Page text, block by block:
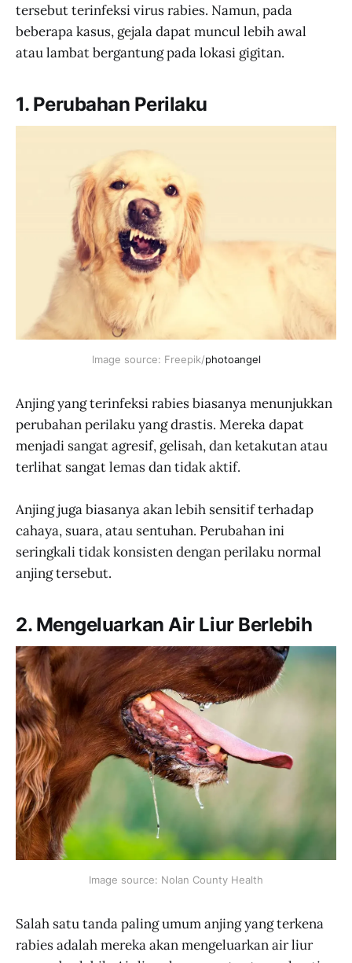
tersebut terinfeksi virus rabies. Namun, pada
beberapa kasus, gejala dapat muncul lebih awal
atau lambat bergantung pada lokasi gigitan.
1. Perubahan Perilaku
Image source: Freepik/photoangel
Anjing yang terinfeksi rabies biasanya menunjukkan
perubahan perilaku yang drastis. Mereka dapat
menjadi sangat agresif, gelisah, dan ketakutan atau
terlihat sangat lemas dan tidak aktif.
Anjing juga biasanya akan lebih sensitif terhadap
cahaya, suara, atau sentuhan. Perubahan ini
seringkali tidak konsisten dengan perilaku normal
anjing tersebut.
2. Mengeluarkan Air Liur Berlebih
Image source: Nolan County Health
Salah satu tanda paling umum anjing yang terkena
rabies adalah mereka akan mengeluarkan air liur